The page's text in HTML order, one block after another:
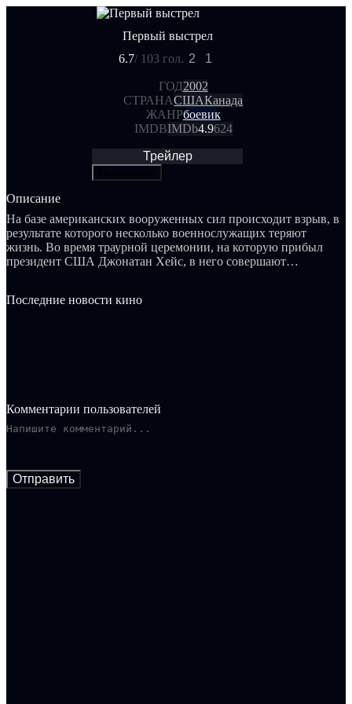
Первый выстрел
6.7/ 103 гол. 2 1
ГОД2002
СТРАНАСШАКанада
ЖАНРбоевик
IMDBIMDb4.9624
Трейлер
Описание
На базе американских вооруженных сил происходит взрыв, в
результате которого несколько военнослужащих теряют
жизнь. Во время траурной церемонии, на которую прибыл
президент США Джонатан Хейс, в него совершают
тщательно организованного нападения. Однако вскоре ее
Последние новости кино
Комментарии пользователей
Отправить